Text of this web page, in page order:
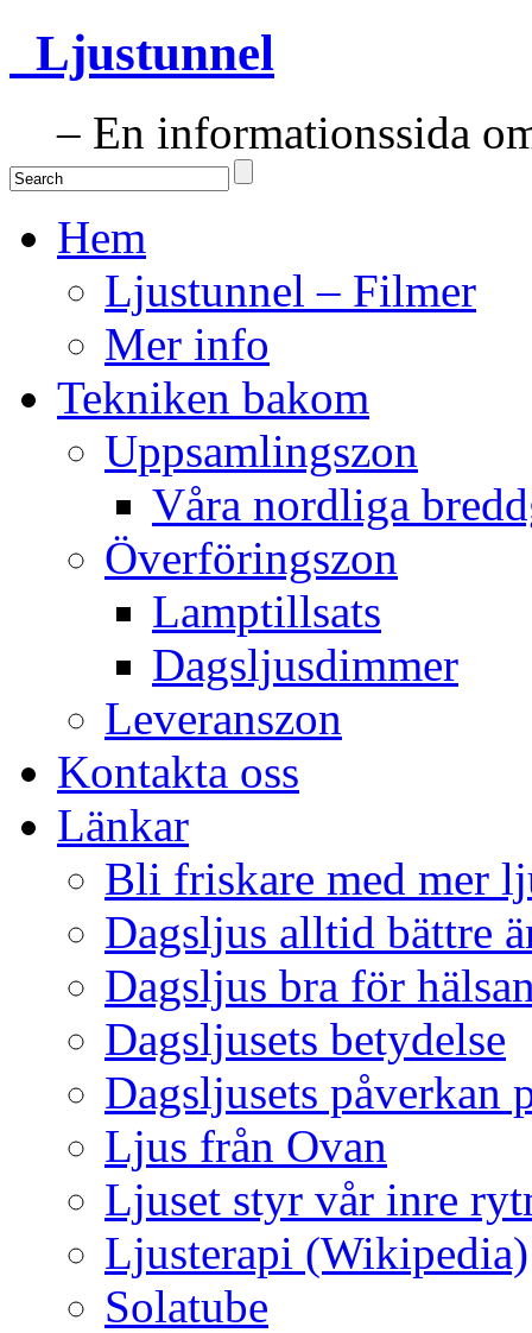
Ljustunnel
– En informationssida
Hem
Ljustunnel – Filmer
Mer info
Tekniken bakom
Uppsamlingszon
Våra nordliga
Överföringszon
Lamptillsats
Dagsljusdimmer
Leveranszon
Kontakta oss
Länkar
Bli friskare med mer
Dagsljus alltid bättre
Dagsljus bra för
Dagsljusets betydelse
Dagsljusets påverkan
Ljus från Ovan
Ljuset styr vår inre
Ljusterapi (Wikipedia)
Solatube